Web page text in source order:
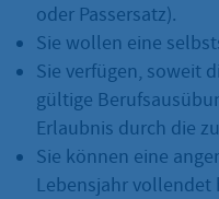
oder Passersatz).
Sie wollen eine
Sie verfügen, soweit
gültige
Erlaubnis durch die
Sie können eine
Lebensjahr vollendet